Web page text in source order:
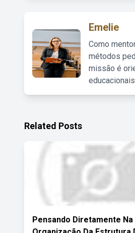
Emelie
Como
métodos
missão é
Related Posts
Pensando Diretamente Na